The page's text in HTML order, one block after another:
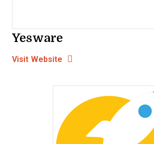
Yesware
Visit Website Opens New Window